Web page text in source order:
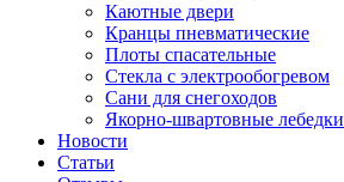
Каютные двери
Кранцы пневматические
Плоты спасательные
Стекла с электрообогревом
Сани для снегоходов
Якорно-швартовные лебедки
Новости
Статьи